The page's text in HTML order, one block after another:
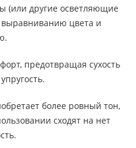
(или другие осветляющие
выравниванию цвета и
предотвращая сухость
более ровный тон,
сходят на нет